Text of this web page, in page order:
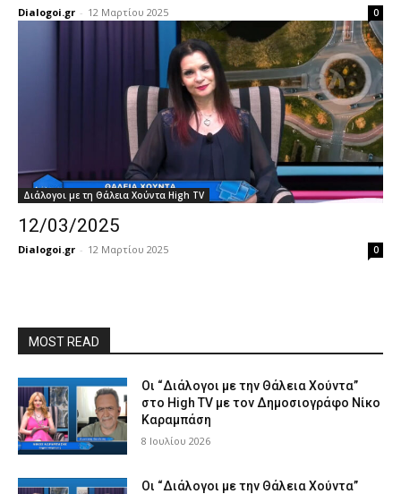
Dialogoi.gr - 12 Μαρτίου 2025 0
Διάλογοι με τη Θάλεια Χούντα High TV
12/03/2025
Dialogoi.gr - 12 Μαρτίου 2025 0
MOST READ
Οι “Διάλογοι με την Θάλεια Χούντα”
στο High TV με τον Δημοσιογράφο Νίκο
Καραμπάση
8 Ιουλίου 2026
Οι “Διάλογοι με την Θάλεια Χούντα”